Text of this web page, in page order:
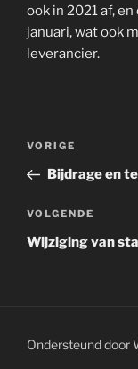
ook in 2021 af,
januari, wat ook
leverancier.
Bericht
Vorig
bericht
VORIGE
Bijdrage en
Volgend
bericht
VOLGENDE
Wijziging van
Ondersteund door